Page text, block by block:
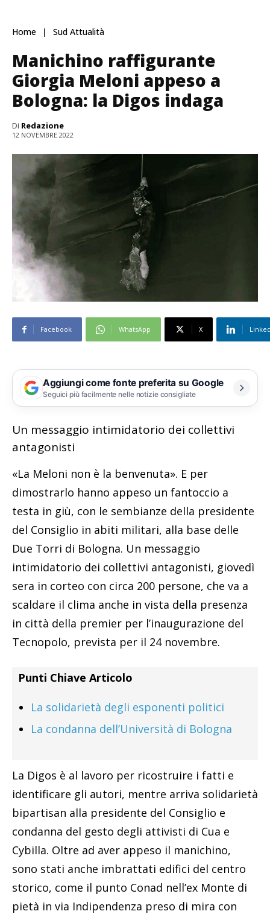
Home Sud Attualità
Manichino raffigurante
Giorgia Meloni appeso a
Bologna: la Digos indaga
Di Redazione
12 NOVEMBRE 2022
Facebook WhatsApp X
Aggiungi come fonte preferita su Google
Seguici più facilmente nelle notizie consigliate
Un messaggio intimidatorio dei collettivi
antagonisti
«La Meloni non è la benvenuta». E per
dimostrarlo hanno appeso un fantoccio a
testa in giù, con le sembianze della presidente
del Consiglio in abiti militari, alla base delle
Due Torri di Bologna. Un messaggio
intimidatorio dei collettivi antagonisti, giovedì
sera in corteo con circa 200 persone, che va a
scaldare il clima anche in vista della presenza
in città della premier per l’inaugurazione del
Tecnopolo, prevista per il 24 novembre.
Punti Chiave Articolo
La solidarietà degli esponenti politici
La condanna dell’Università di Bologna
La Digos è al lavoro per ricostruire i fatti e
identificare gli autori, mentre arriva solidarietà
bipartisan alla presidente del Consiglio e
condanna del gesto degli attivisti di Cua e
Cybilla. Oltre ad aver appeso il manichino,
sono stati anche imbrattati edifici del centro
storico, come il punto Conad nell’ex Monte di
pietà in via Indipendenza preso di mira con